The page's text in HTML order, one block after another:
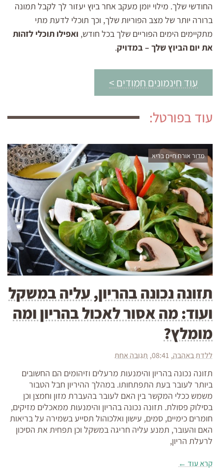
החודשי שלך. מילוי יומן מעקב אחר ביוץ יעזור לך לקבל תמונה
ברורה יותר של מצב הפוריות שלך, וכך תוכלי לדעת מתי
מתקיימים הימים הפוריים שלך בכל חודש, ואפילו תוכלי לזהות
את יום הביוץ שלך – במדויק.
עוד חינמונים חמודים >
עוד בפורטל:
מדור אורח חיים בריא
תזונה נכונה בהריון, עליה במשקל
ועוד: מה אסור לאכול בהריון ומה
מומלץ?
ללדת באהבה 08:41 תגובה אחת
תזונה נכונה בהריון והימנעות מרעלים וזיהומים הם החשובים
ביותר לעובר בעת התפתחותו. במהלך ההיריון חבל הטבור
משמש ככלי המקשר בין האם לעובר בהעברת מזון וחמצן וכן
בסילוק פסולת. תזונה נכונה בהריון והימנעות ממאכלים מזיקים,
חומרים כימיים, סמים, עישון ואלכוהול תסייע בשמירה על בריאות
האם והעובר, תמנע עליה חריגה במשקל וכן תפחית את הסיכון
לרעלת הריון,
קרא עוד ←